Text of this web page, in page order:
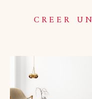
CREER
AFFINER
TERRASSE